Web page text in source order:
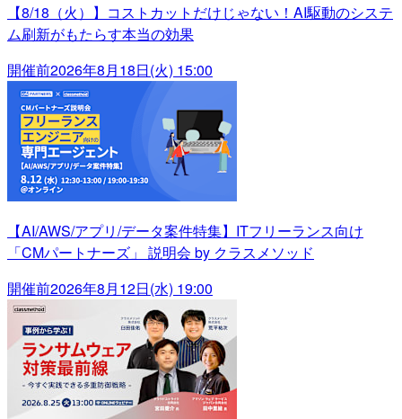
【8/18（火）】コストカットだけじゃない！AI駆動のシステ
ム刷新がもたらす本当の効果
開催前2026年8月18日(火) 15:00
【AI/AWS/アプリ/データ案件特集】ITフリーランス向け
「CMパートナーズ」 説明会 by クラスメソッド
開催前2026年8月12日(水) 19:00